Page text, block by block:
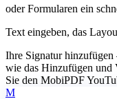
oder Formularen ein
Text eingeben, das
Ihre Signatur
wie das Hinzufügen und
Sie den MobiPDF
M